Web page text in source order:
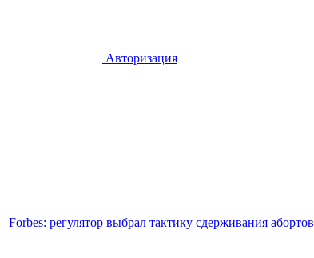
Авторизация
регулятор выбрал тактику сдерживания абортов